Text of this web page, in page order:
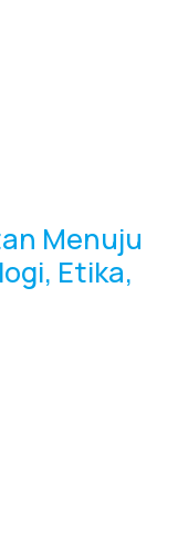
Menuju
Etika,